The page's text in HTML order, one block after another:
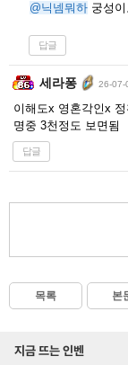
@닉넴뭐하 궁성
답글
세라퐁 26-07-
이해도x 영혼각인x
명중 3천정도 보면됨
답글
목록 본
지금 뜨는 인벤